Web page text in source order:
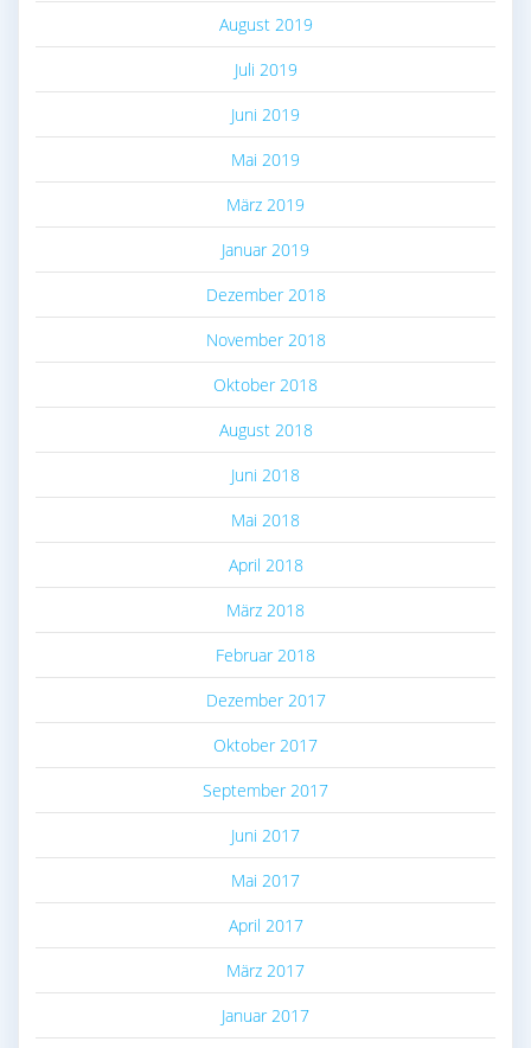
August 2019
Juli 2019
Juni 2019
Mai 2019
März 2019
Januar 2019
Dezember 2018
November 2018
Oktober 2018
August 2018
Juni 2018
Mai 2018
April 2018
März 2018
Februar 2018
Dezember 2017
Oktober 2017
September 2017
Juni 2017
Mai 2017
April 2017
März 2017
Januar 2017